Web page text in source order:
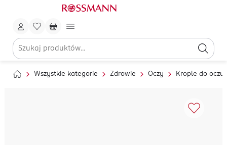
Wszystkie kategorie Zdrowie Oczy Krople do oczu